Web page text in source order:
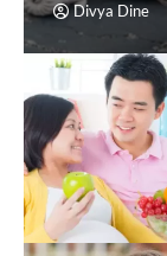
Divya Dine